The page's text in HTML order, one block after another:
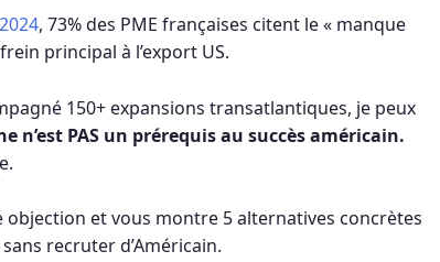
, 73% des PME françaises citent le « manque
principal à l’export US.
150+ expansions transatlantiques, je peux
n’est PAS un prérequis au succès américain.
et vous montre 5 alternatives concrètes
recruter d’Américain.